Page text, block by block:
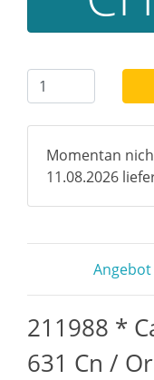
Momentan
11.08.2026
Angebot
211988 *
631 Cn /